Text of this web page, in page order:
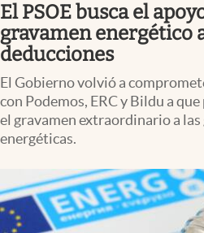
El PSOE busca el
gravamen energético
deducciones
El Gobierno volvió a
con Podemos, ERC y Bildu a
el gravamen extraordinario a
energéticas.